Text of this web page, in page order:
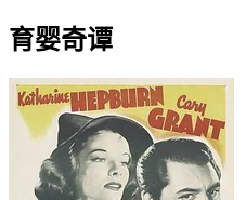
育婴奇谭